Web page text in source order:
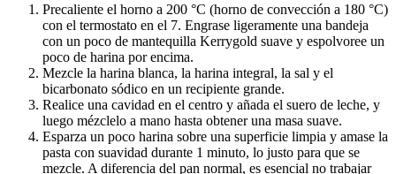
Precaliente el horno a 200 °C (horno de convección a 180 °C)
con el termostato en el 7. Engrase ligeramente una bandeja
con un poco de mantequilla Kerrygold suave y espolvoree un
poco de harina por encima.
Mezcle la harina blanca, la harina integral, la sal y el
bicarbonato sódico en un recipiente grande.
Realice una cavidad en el centro y añada el suero de leche, y
luego mézclelo a mano hasta obtener una masa suave.
Esparza un poco harina sobre una superficie limpia y amase la
pasta con suavidad durante 1 minuto, lo justo para que se
mezcle. A diferencia del pan normal, es esencial no trabajar